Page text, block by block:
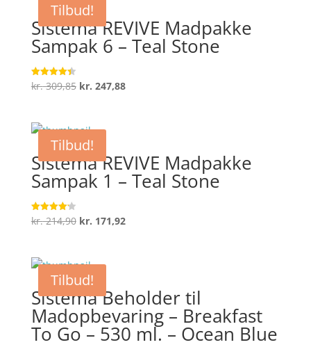
Tilbud!
Sistema REVIVE Madpakke
Sampak 6 – Teal Stone
Vurderet
4.4
kr.309,85 Den
var:
kr. 309,85.
kr. 247,88Den
Tilbud!
Sistema REVIVE Madpakke
Sampak 1 – Teal Stone
Vurderet
4.2
kr.214,90 Den
var:
kr. 214,90.
kr. 171,92Den
Tilbud!
Sistema Beholder til
Madopbevaring – Breakfast
To Go – 530 ml. – Ocean Blue